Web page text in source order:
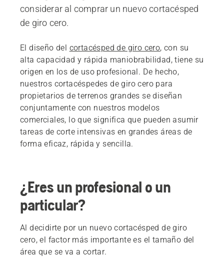
considerar al comprar un nuevo cortacésped
de giro cero.
El diseño del cortacésped de giro cero, con su
alta capacidad y rápida maniobrabilidad, tiene su
origen en los de uso profesional. De hecho,
nuestros cortacéspedes de giro cero para
propietarios de terrenos grandes se diseñan
conjuntamente con nuestros modelos
comerciales, lo que significa que pueden asumir
tareas de corte intensivas en grandes áreas de
forma eficaz, rápida y sencilla.
¿Eres un profesional o un
particular?
Al decidirte por un nuevo cortacésped de giro
cero, el factor más importante es el tamaño del
área que se va a cortar.